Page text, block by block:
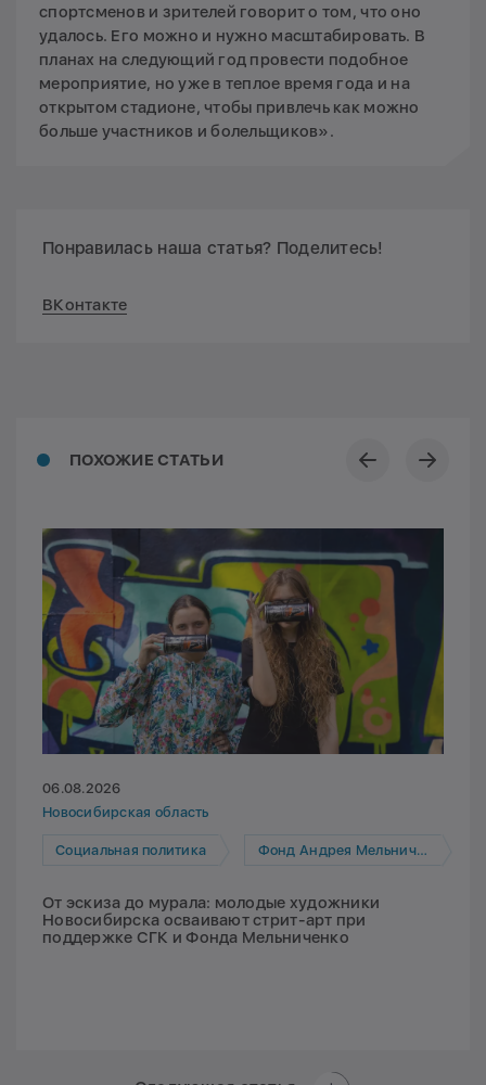
спортсменов и зрителей говорит о том, что оно
удалось. Его можно и нужно масштабировать. В
планах на следующий год провести подобное
мероприятие, но уже в теплое время года и на
открытом стадионе, чтобы привлечь как можно
больше участников и болельщиков».
Понравилась наша статья? Поделитесь!
ВКонтакте
ПОХОЖИЕ СТАТЬИ
06.08.2026
Новосибирская область
Социальная политика Фонд Андрея Мельниченко
От эскиза до мурала: молодые художники
Новосибирска осваивают стрит-арт при
поддержке СГК и Фонда Мельниченко